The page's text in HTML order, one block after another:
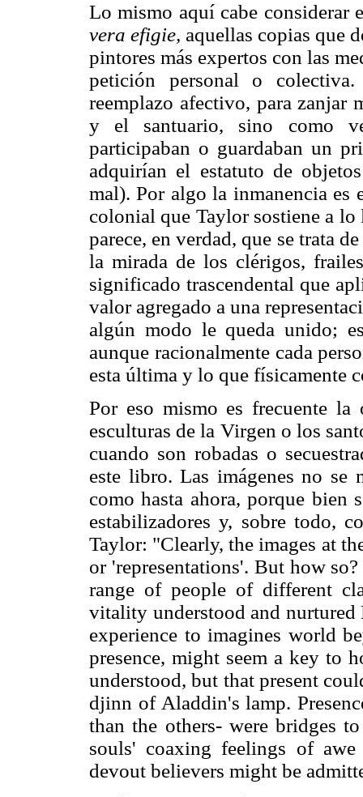
Lo mismo aquí cabe considerar
vera efigie, aquellas copias que
pintores más expertos con las
petición personal o
reemplazo afectivo, para zanjar
y el santuario, sino como
participaban o guardaban un
adquirían el estatuto de
mal). Por algo la inmanencia es
colonial que Taylor sostiene a
parece, en verdad, que se trata
la mirada de los clérigos,
significado trascendental que
valor agregado a una
algún modo le queda unido;
aunque racionalmente cada
esta última y lo que físicamente
Por eso mismo es frecuente
esculturas de la Virgen o los
cuando son robadas o
este libro. Las imágenes no se
como hasta ahora, porque bien
estabilizadores y, sobre todo,
Taylor: "Clearly, the images at
or 'representations'. But how
range of people of different
vitality understood and
experience to imagines world
presence, might seem a key to
understood, but that present
djinn of Aladdin's lamp.
than the others- were bridges
souls' coaxing feelings of
devout believers might be